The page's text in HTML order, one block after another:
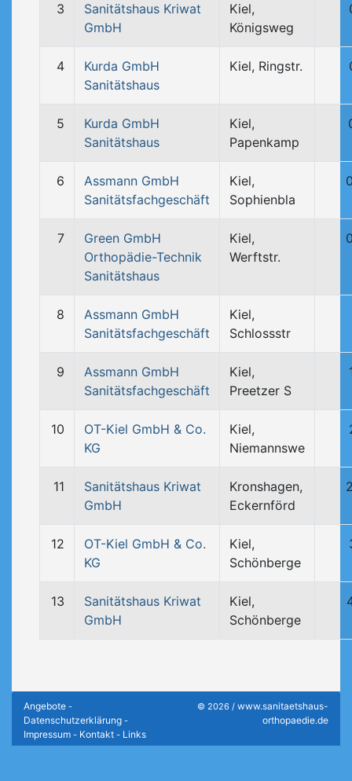
3
Sanitätshaus Kriwat
GmbH
Kiel,
Königsweg
4
Kurda GmbH
Sanitätshaus
Kiel, Ringstr.
5
Kurda GmbH
Sanitätshaus
Kiel,
Papenkamp
6
Assmann GmbH
Sanitätsfachgeschäft
Kiel,
Sophienbla
7
Green GmbH
Orthopädie-Technik
Sanitätshaus
Kiel,
Werftstr.
8
Assmann GmbH
Sanitätsfachgeschäft
Kiel,
Schlossstr
9
Assmann GmbH
Sanitätsfachgeschäft
Kiel,
Preetzer S
10
OT-Kiel GmbH & Co.
KG
Kiel,
Niemannswe
11
Sanitätshaus Kriwat
GmbH
Kronshagen,
Eckernförd
12
OT-Kiel GmbH & Co.
KG
Kiel,
Schönberge
13
Sanitätshaus Kriwat
GmbH
Kiel,
Schönberge
Angebote -
Datenschutzerklärung -
Impressum - Kontakt - Links
© 2026 / www.sanitaetshaus-
orthopaedie.de